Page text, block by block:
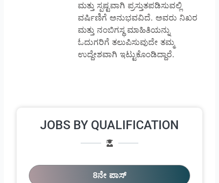
ಮತ್ತು ಸ್ಪಷ್ಟವಾಗಿ ಪ್ರಸ್ತುತಪಡಿಸುವಲ್ಲಿ
ವರ್ಷಿಣಿಗೆ ಅನುಭವವಿದೆ. ಅವರು ನಿಖರ
ಮತ್ತು ನಂಬಿಗಸ್ಥ ಮಾಹಿತಿಯನ್ನು
ಓದುಗರಿಗೆ ತಲುಪಿಸುವುದೇ ತಮ್ಮ
ಉದ್ದೇಶವಾಗಿ ಇಟ್ಟುಕೊಂಡಿದ್ದಾರೆ.
JOBS BY QUALIFICATION
8ನೇ ಪಾಸ್